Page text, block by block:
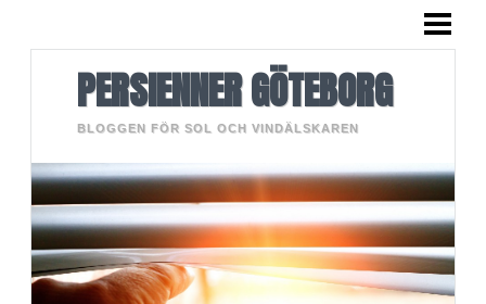
PERSIENNERPERSIENNER GÖTEBORG
BLOGGEN FÖR SOL OCH VINDÄLSKAREN